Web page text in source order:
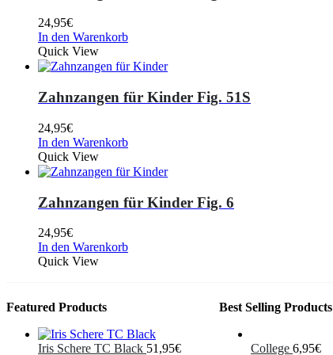
24,95€
In den Warenkorb
Quick View
Zahnzangen für Kinder Fig. 51S
24,95€
In den Warenkorb
Quick View
Zahnzangen für Kinder Fig. 6
24,95€
In den Warenkorb
Quick View
Featured Products
Iris Schere TC Black 51,95€
Best Selling Products
College 6,95€